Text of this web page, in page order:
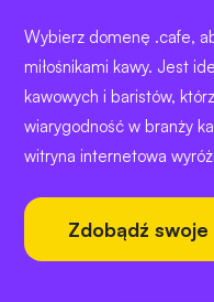
Wybierz domenę .cafe,
miłośnikami kawy. Jest
kawowych i baristów,
wiarygodność w branży
witryna internetowa
Zdobądź swoje